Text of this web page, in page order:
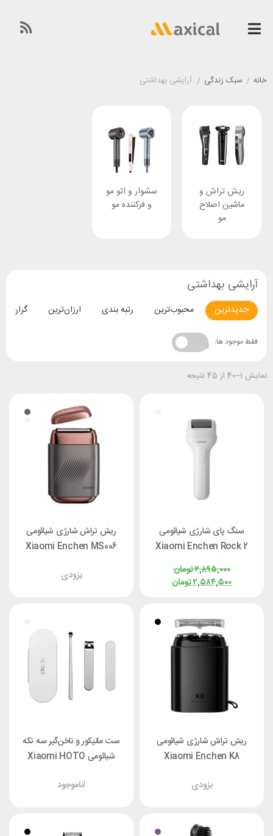
خانه / سبک زندگی / آرایشی بهداشتی
ریش تراش و
ماشین اصلاح
مو
سشوار و اتو مو
و فرکننده مو
آرایشی بهداشتی
جدیدترین محبوب‌ترین رتبه بندی ارزان‌ترین
فقط موجود ها:
نمایش 1–40 از 45 نتیجه
سنگ پای شارژی شیائومی
Xiaomi Enchen Rock 2
تومان۲,۸۹۵,۰۰۰
تومان۲,۵۸۴,۵۰۰
ریش تراش شارژی شیائومی
Xiaomi Enchen MS006
بزودی
ریش تراش شارژی شیائومی
Xiaomi Enchen K8
بزودی
ست مانیکور و ناخن‌گیر سه تکه
شیائومی Xiaomi HOTO
ناموجود!